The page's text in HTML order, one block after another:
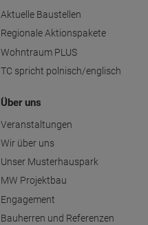
Aktuelle Baustellen
Regionale Aktionspakete
Wohntraum PLUS
TC spricht polnisch/englisch
Über uns
Veranstaltungen
Wir über uns
Unser Musterhauspark
MW Projektbau
Engagement
Bauherren und Referenzen